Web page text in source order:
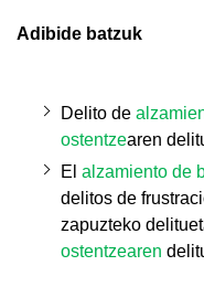
Adibide batzuk
Delito de
ostentzearen
El alzamiento de
delitos de
zapuzteko
ostentzearen